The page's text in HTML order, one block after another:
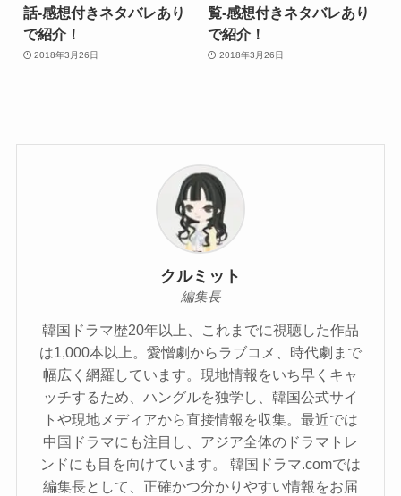
話-感想付きネタバレあり
で紹介！
2018年3月26日
覧-感想付きネタバレあり
で紹介！
2018年3月26日
クルミット
編集長
韓国ドラマ歴20年以上、これまでに視聴した作品
は1,000本以上。愛憎劇からラブコメ、時代劇まで
幅広く網羅しています。現地情報をいち早くキャ
ッチするため、ハングルを独学し、韓国公式サイ
トや現地メディアから直接情報を収集。最近では
中国ドラマにも注目し、アジア全体のドラマトレ
ンドにも目を向けています。 韓国ドラマ.comでは
編集長として、正確かつ分かりやすい情報をお届